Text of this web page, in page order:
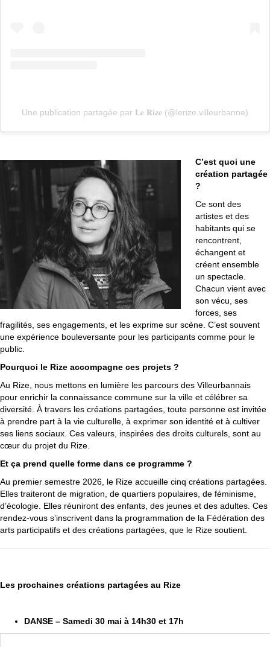
Une publication partagée par 𝐋𝐞 𝐑𝐢𝐳𝐞 (@lerize.villeurbanne)
C’est quoi une
création partagée
?
Ce sont des
artistes et des
habitants qui se
rencontrent,
échangent et
créent ensemble
un spectacle.
Chacun vient avec
son vécu, ses
forces, ses
fragilités, ses engagements, et les exprime sur scène. C’est souvent
une expérience bouleversante pour les participants comme pour le
public.
Pourquoi le Rize accompagne ces projets ?
Au Rize, nous mettons en lumière les parcours des Villeurbannais
pour enrichir la connaissance commune sur la ville et célébrer sa
diversité. À travers les créations partagées, toute personne est invitée
à prendre part à la vie culturelle, à exprimer son identité et à cultiver
ses liens sociaux. Ces valeurs, inspirées des droits culturels, sont au
cœur du projet du Rize.
Et ça prend quelle forme dans ce programme ?
Au premier semestre 2026, le Rize accueille cinq créations partagées.
Elles traiteront de migration, de quartiers populaires, de féminisme,
d’écologie. Elles réuniront des enfants, des jeunes et des adultes. Ces
rendez-vous s’inscrivent dans la programmation de la Fédération des
arts participatifs et des créations partagées, que le Rize soutient.
Les prochaines créations partagées au Rize
DANSE – Samedi 30 mai à 14h30 et 17h